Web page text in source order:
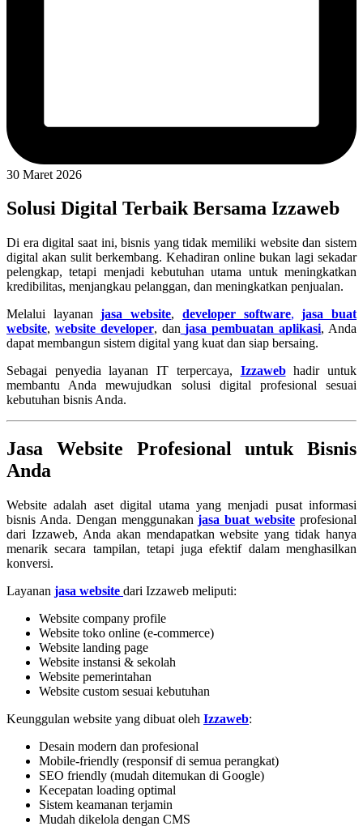
30 Maret 2026
Solusi Digital Terbaik Bersama Izzaweb
Di era digital saat ini, bisnis yang tidak memiliki website dan sistem
digital akan sulit berkembang. Kehadiran online bukan lagi sekadar
pelengkap, tetapi menjadi kebutuhan utama untuk meningkatkan
kredibilitas, menjangkau pelanggan, dan meningkatkan penjualan.
Melalui layananjasa website, developer software,
jasa buat
website, website developer, dan jasa pembuatan aplikasi, Anda
dapat membangun sistem digital yang kuat dan siap bersaing.
Sebagai penyedia layanan IT terpercaya, Izzawebhadir untuk
membantu Anda mewujudkan solusi digital profesional sesuai
kebutuhan bisnis Anda.
Jasa Website Profesional untuk Bisnis
Anda
Website adalah aset digital utama yang menjadi pusat informasi
bisnis Anda. Dengan menggunakanjasa buat website profesional
dari Izzaweb, Anda akan mendapatkan website yang tidak hanya
menarik secara tampilan, tetapi juga efektif dalam menghasilkan
konversi.
Layanan jasa website dari Izzaweb meliputi:
Website company profile
Website toko online (e-commerce)
Website landing page
Website instansi & sekolah
Website pemerintahan
Website custom sesuai kebutuhan
Keunggulan website yang dibuat oleh Izzaweb:
Desain modern dan profesional
Mobile-friendly (responsif di semua perangkat)
SEO friendly (mudah ditemukan di Google)
Kecepatan loading optimal
Sistem keamanan terjamin
Mudah dikelola dengan CMS